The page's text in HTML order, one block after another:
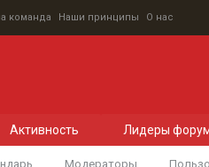
команда Наши принципы О нас
Модераторы
Активность Лидеры